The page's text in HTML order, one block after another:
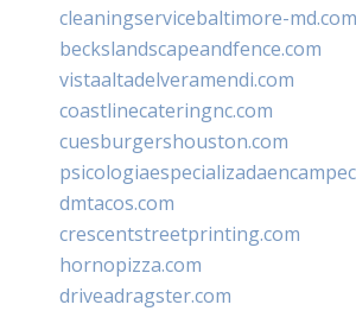
cleaningservicebaltimore-md.com
beckslandscapeandfence.com
vistaaltadelveramendi.com
coastlinecateringnc.com
cuesburgershouston.com
dmtacos.com
crescentstreetprinting.com
hornopizza.com
driveadragster.com